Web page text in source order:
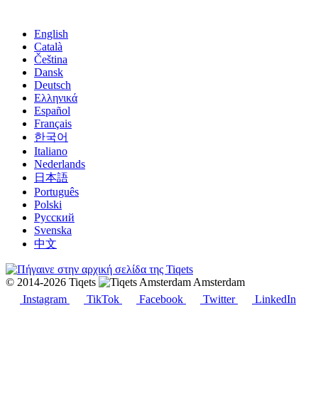
English
Català
Čeština
Dansk
Deutsch
Ελληνικά
Español
Français
한국어
Italiano
Nederlands
日本語
Português
Polski
Русский
Svenska
中文
© 2014-2026 Tiqets
Amsterdam
Instagram
TikTok Facebook Twitter LinkedIn